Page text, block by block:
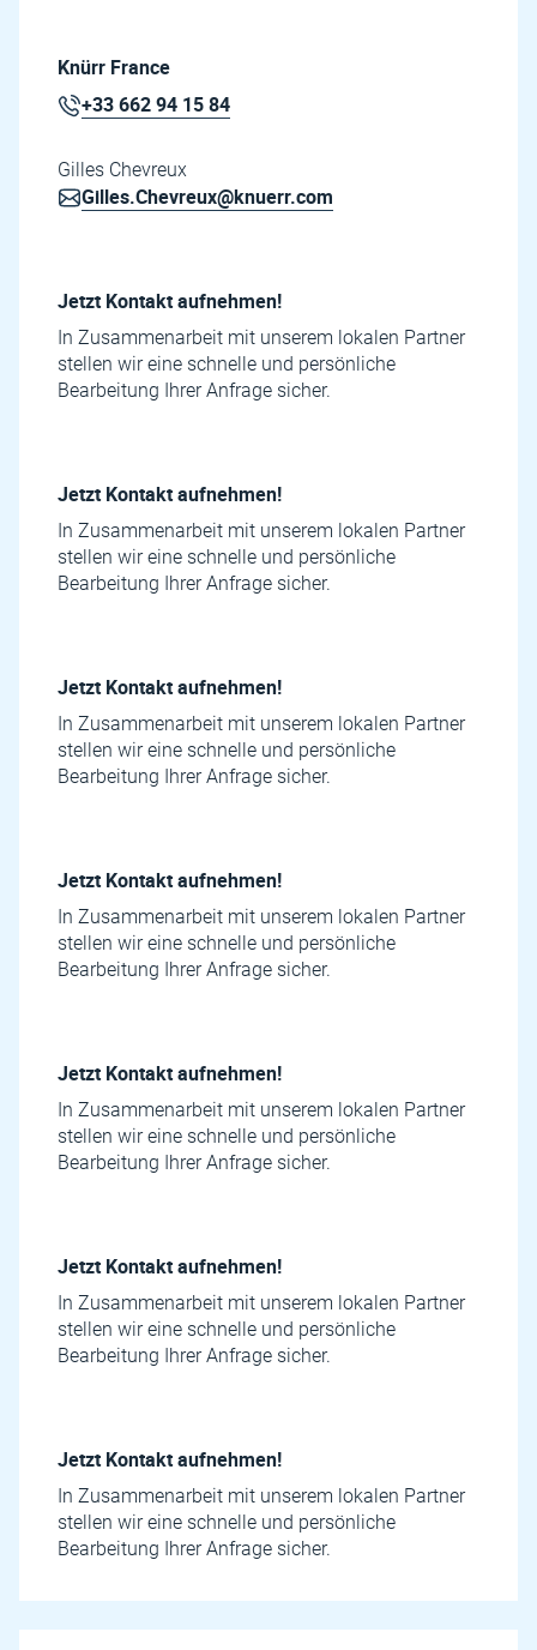
Knürr France
+33 662 94 15 84
Gilles Chevreux
Gilles.Chevreux@knuerr.com
Jetzt Kontakt aufnehmen!
In Zusammenarbeit mit unserem lokalen Partner
stellen wir eine schnelle und persönliche
Bearbeitung Ihrer Anfrage sicher.
Jetzt Kontakt aufnehmen!
In Zusammenarbeit mit unserem lokalen Partner
stellen wir eine schnelle und persönliche
Bearbeitung Ihrer Anfrage sicher.
Jetzt Kontakt aufnehmen!
In Zusammenarbeit mit unserem lokalen Partner
stellen wir eine schnelle und persönliche
Bearbeitung Ihrer Anfrage sicher.
Jetzt Kontakt aufnehmen!
In Zusammenarbeit mit unserem lokalen Partner
stellen wir eine schnelle und persönliche
Bearbeitung Ihrer Anfrage sicher.
Jetzt Kontakt aufnehmen!
In Zusammenarbeit mit unserem lokalen Partner
stellen wir eine schnelle und persönliche
Bearbeitung Ihrer Anfrage sicher.
Jetzt Kontakt aufnehmen!
In Zusammenarbeit mit unserem lokalen Partner
stellen wir eine schnelle und persönliche
Bearbeitung Ihrer Anfrage sicher.
Jetzt Kontakt aufnehmen!
In Zusammenarbeit mit unserem lokalen Partner
stellen wir eine schnelle und persönliche
Bearbeitung Ihrer Anfrage sicher.